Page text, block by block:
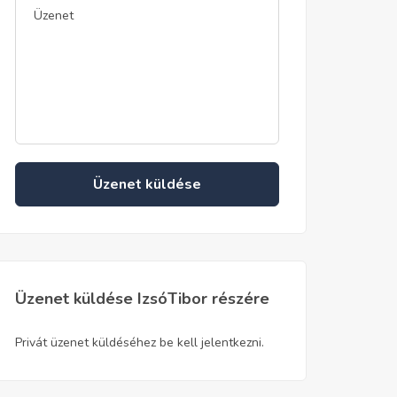
Üzenet küldése
Üzenet küldése IzsóTibor részére
Privát üzenet küldéséhez be kell jelentkezni.